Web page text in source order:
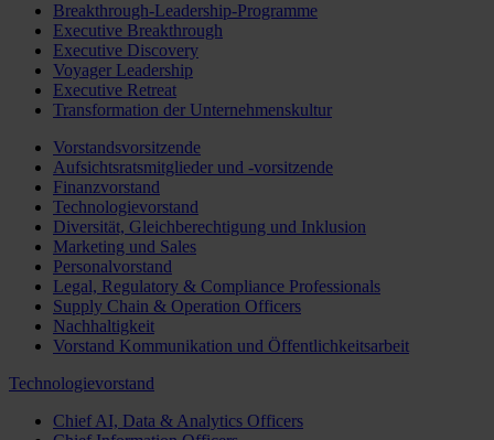
Breakthrough-Leadership-Programme
Executive Breakthrough
Executive Discovery
Voyager Leadership
Executive Retreat
Transformation der Unternehmenskultur
Vorstandsvorsitzende
Aufsichtsratsmitglieder und -vorsitzende
Finanzvorstand
Technologievorstand
Diversität, Gleichberechtigung und Inklusion
Marketing und Sales
Personalvorstand
Legal, Regulatory & Compliance Professionals
Supply Chain & Operation Officers
Nachhaltigkeit
Vorstand Kommunikation und Öffentlichkeitsarbeit
Technologievorstand
Chief AI, Data & Analytics Officers